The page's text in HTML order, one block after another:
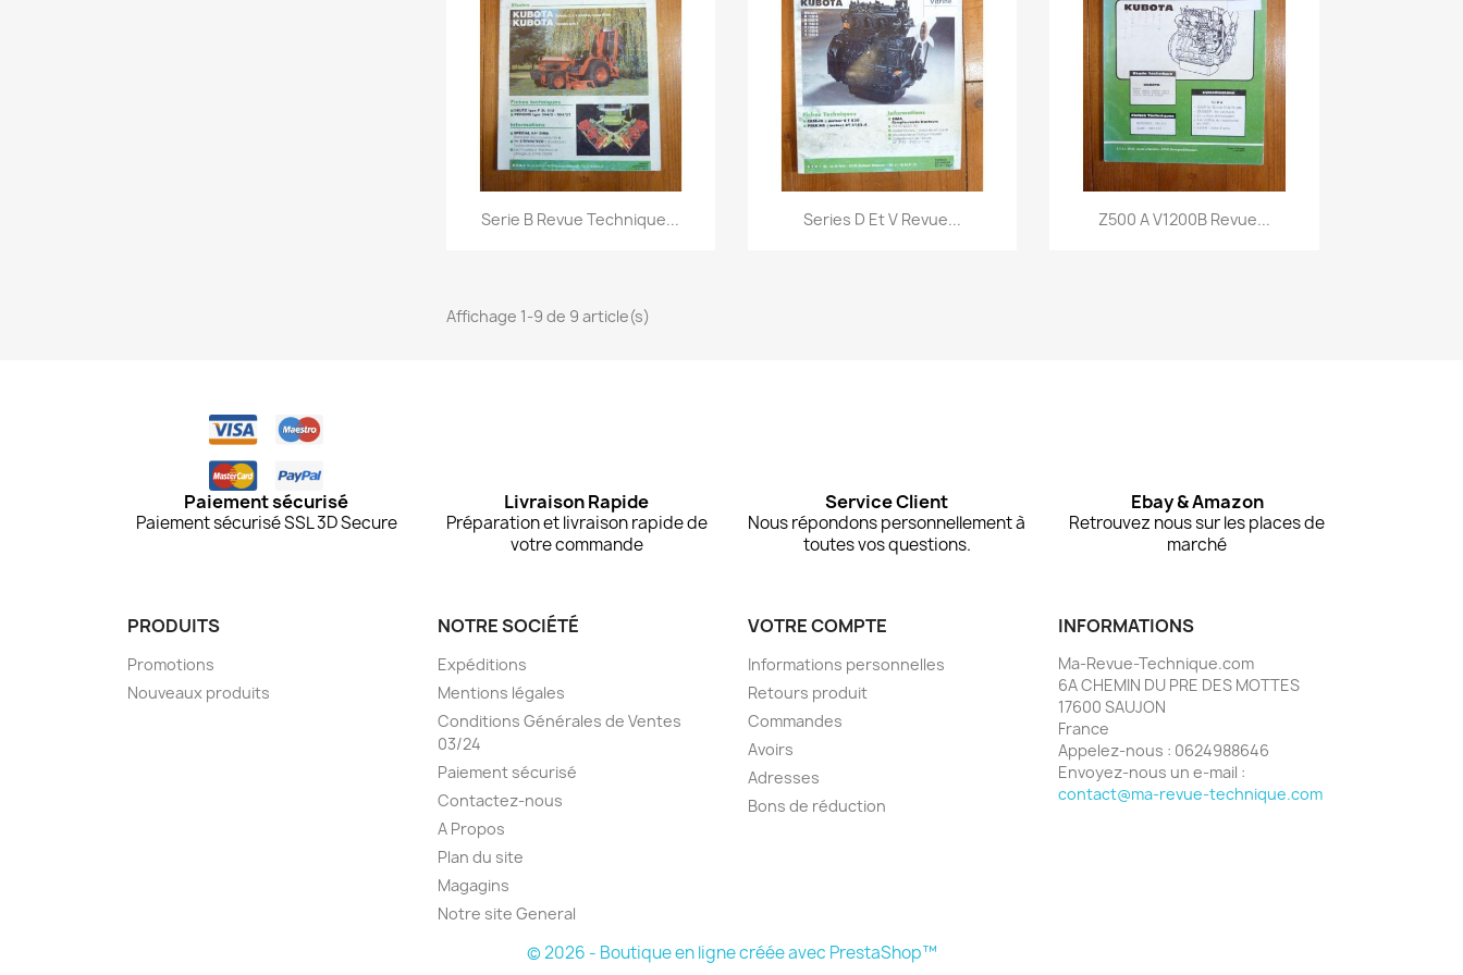
Aperçu rapide
Serie B Revue Technique... Aperçu rapide
Series D Et V Revue...  Aperçu rapide
Z500 A V1200B Revue...
Affichage 1-9 de 9 article(s)
Paiement sécurisé
Paiement sécurisé SSL 3D Secure
Livraison Rapide
Préparation et livraison rapide de
votre commande
Service Client
Nous répondons personnellement à
toutes vos questions.
Ebay & Amazon
Retrouvez nous sur les places de
marché
PRODUITS
Promotions
Nouveaux produits
NOTRE SOCIÉTÉ
Expéditions
Mentions légales
Conditions Générales de Ventes
03/24
Paiement sécurisé
Contactez-nous
A Propos
Plan du site
Magagins
Notre site General
VOTRE COMPTE
Informations personnelles
Retours produit
Commandes
Avoirs
Adresses
Bons de réduction
INFORMATIONS
Ma-Revue-Technique.com
6A CHEMIN DU PRE DES MOTTES
17600 SAUJON
France
Appelez-nous : 0624988646
Envoyez-nous un e-mail :
contact@ma-revue-technique.com
© 2026 - Boutique en ligne créée avec PrestaShop™